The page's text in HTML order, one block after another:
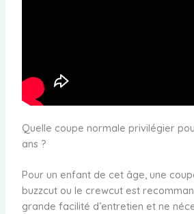
Quelle coupe normale privilégier
ans ?
Pour un enfant de cet âge, une
buzzcut ou le crewcut est
grande facilité d’entretien et ne